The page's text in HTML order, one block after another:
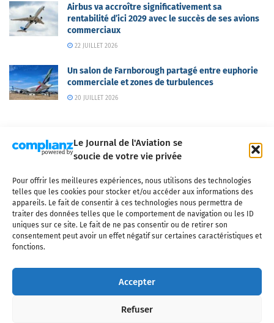
Le Journal de l'Aviation se
soucie de votre vie privée
Pour offrir les meilleures expériences, nous utilisons des technologies
telles que les cookies pour stocker et/ou accéder aux informations des
appareils. Le fait de consentir à ces technologies nous permettra de
traiter des données telles que le comportement de navigation ou les ID
uniques sur ce site. Le fait de ne pas consentir ou de retirer son
consentement peut avoir un effet négatif sur certaines caractéristiques et
fonctions.
Accepter
Refuser
Airbus va accroître significativement sa
rentabilité d’ici 2029 avec le succès de ses avions
commerciaux
22 JUILLET 2026
Un salon de Farnborough partagé entre euphorie
commerciale et zones de turbulences
20 JUILLET 2026
Qui sommes-nous ? Nous contacter
Partenaires
Mentions légales
CGV Politique de confidentialité Cookies
l'industrie aéronautique, l'aviation commerciale, l'aviation d'affaires, les
services MRO et après-vente, le financement et la location d'aéronefs
civils, l'aéronautique de défense et l'industrie spatiale. Toute reproduction,